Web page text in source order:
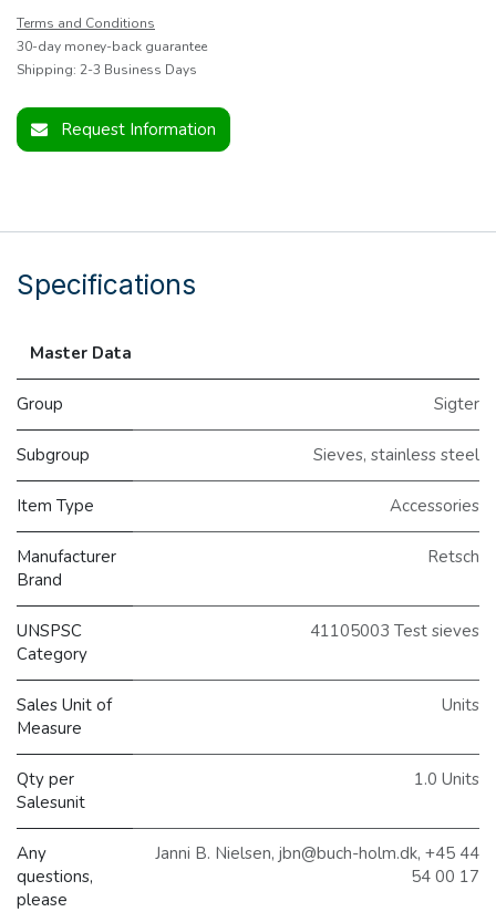
Terms and Conditions
30-day money-back guarantee
Shipping: 2-3 Business Days
Request Information
Specifications
Master Data
Group Sigter
Subgroup Sieves, stainless steel
Item Type Accessories
Manufacturer
Brand
Retsch
UNSPSC
Category
41105003 Test sieves
Sales Unit of
Measure
Units
Qty per
Salesunit
1.0 Units
Any
questions,
please
Janni B. Nielsen, jbn@buch-holm.dk, +45 44
54 00 17